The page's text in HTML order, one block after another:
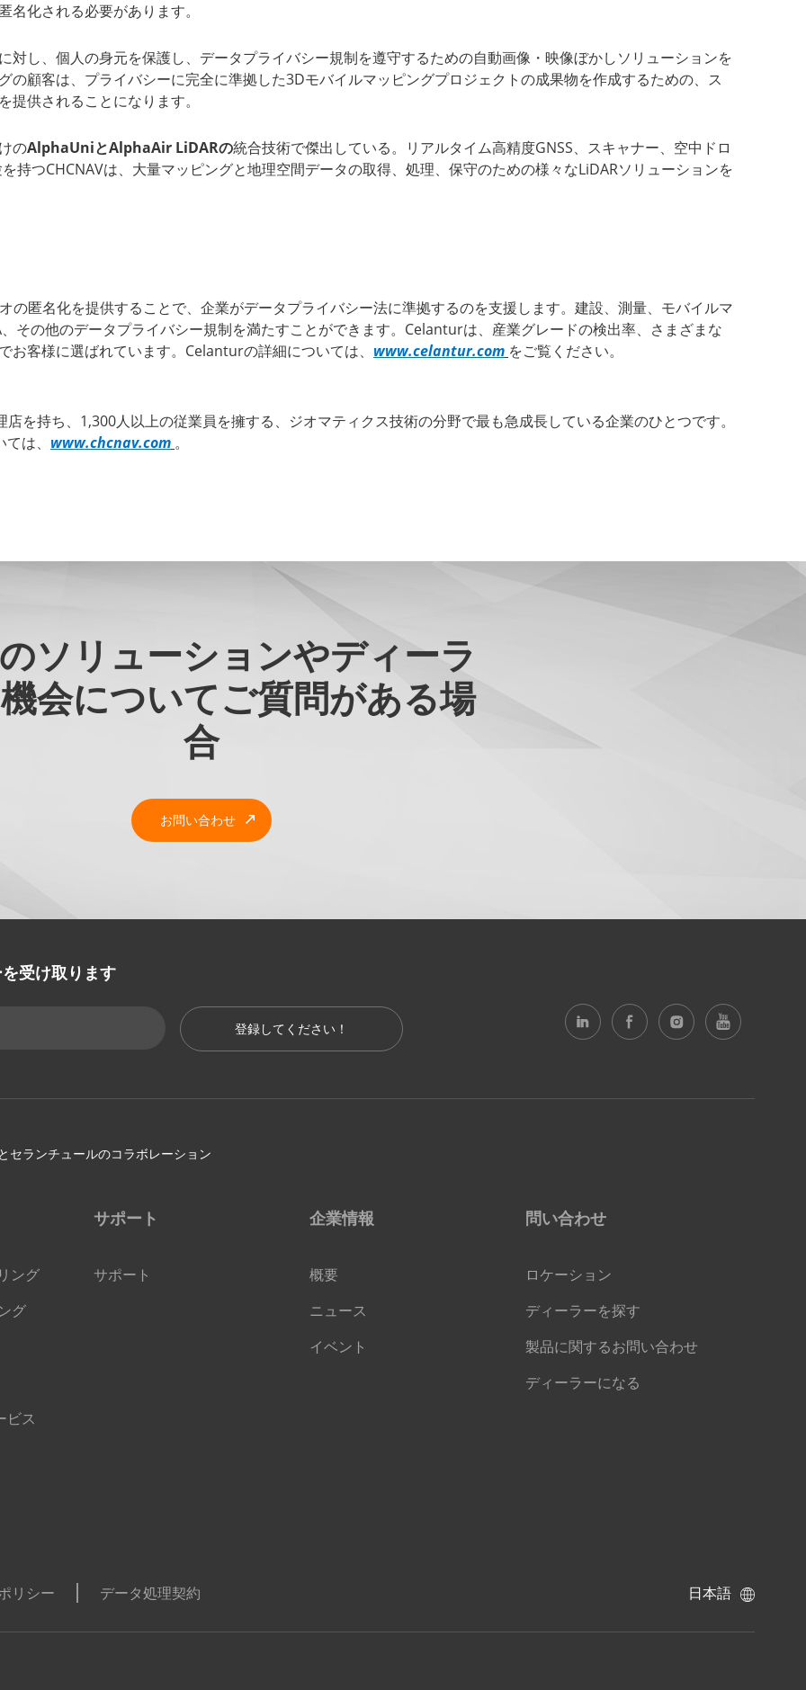
化される必要があります。
対し、個人の身元を保護し、データプライバシー規制を遵守するための自動画像・映像ぼかしソリューションを
の顧客は、プライバシーに完全に準拠した3Dモバイルマッピングプロジェクトの成果物を作成するための、ス
供されることになります。
のAlphaUniとAlphaAir LiDARの統合技術で傑出している。リアルタイム高精度GNSS、スキャナー、空中ドロ
持つCHCNAVは、大量マッピングと地理空間データの取得、処理、保守のための様々なLiDARソリューションを
匿名化を提供することで、企業がデータプライバシー法に準拠するのを支援します。建設、測量、モバイルマ
その他のデータプライバシー規制を満たすことができます。Celanturは、産業グレードの検出率、さまざまな
客様に選ばれています。Celanturの詳細については、 www.celantur.com をご覧ください。
を持ち、1,300人以上の従業員を擁する、ジオマティクス技術の分野で最も急成長している企業のひとつです。
は、 www.chcnav.com 。
ソリューションやディーラ
会についてご質問がある場
合
お問い合わせ
を受け取ります
登録してください！
セランチュールのコラボレーション
ング
グ
ビス
サポート
サポート
企業情報
概要
ニュース
イベント
問い合わせ
ロケーション
ディーラーを探す
製品に関するお問い合わせ
ディーラーになる
リシー データ処理契約 日本語